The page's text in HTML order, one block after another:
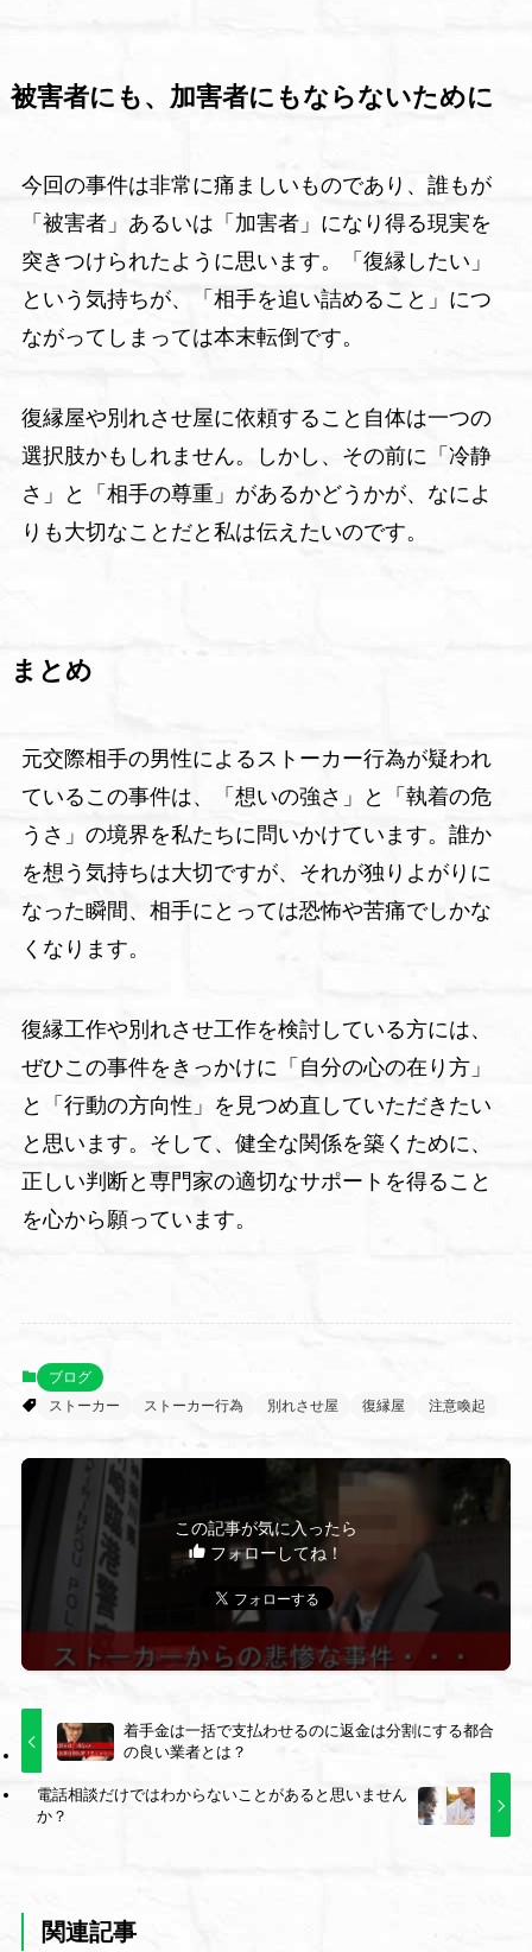
被害者にも、加害者にもならないために
今回の事件は非常に痛ましいものであり、誰もが
「被害者」あるいは「加害者」になり得る現実を
突きつけられたように思います。「復縁したい」
という気持ちが、「相手を追い詰めること」につ
ながってしまっては本末転倒です。
復縁屋や別れさせ屋に依頼すること自体は一つの
選択肢かもしれません。しかし、その前に「冷静
さ」と「相手の尊重」があるかどうかが、なによ
りも大切なことだと私は伝えたいのです。
まとめ
元交際相手の男性によるストーカー行為が疑われ
ているこの事件は、「想いの強さ」と「執着の危
うさ」の境界を私たちに問いかけています。誰か
を想う気持ちは大切ですが、それが独りよがりに
なった瞬間、相手にとっては恐怖や苦痛でしかな
くなります。
復縁工作や別れさせ工作を検討している方には、
ぜひこの事件をきっかけに「自分の心の在り方」
と「行動の方向性」を見つめ直していただきたい
と思います。そして、健全な関係を築くために、
正しい判断と専門家の適切なサポートを得ること
を心から願っています。
ブログ
ストーカー
ストーカー行為 別れさせ屋 復縁屋 注意喚起
この記事が気に入ったら
フォローしてね！
着手金は一括で支払わせるのに返金は分割にする都合
の良い業者とは？
電話相談だけではわからないことがあると思いません
か？
関連記事